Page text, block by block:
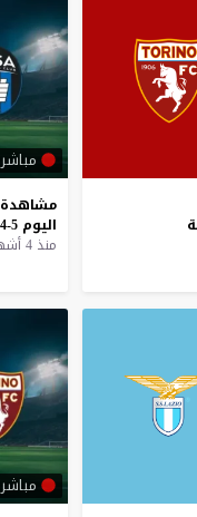
مباشر
مشاهدة
اليوم 5-4-2026
منذ 4 أشهر
مباشر